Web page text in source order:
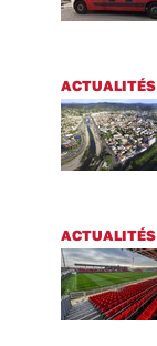
ACTUALITÉS
ACTUALITÉS